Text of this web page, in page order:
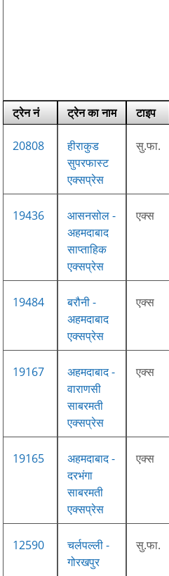
ट्रेन नं ट्रेन का नाम टाइप
20808
हीराकुड
सुपरफास्ट
एक्सप्रेस
सु.फा.
19436
आसनसोल -
अहमदाबाद
साप्ताहिक
एक्सप्रेस
एक्स
19484
बरौनी -
अहमदाबाद
एक्सप्रेस
एक्स
19167
अहमदाबाद -
वाराणसी
साबरमती
एक्सप्रेस
एक्स
19165
अहमदाबाद -
दरभंगा
साबरमती
एक्सप्रेस
एक्स
12590
चर्लपल्ली -
गोरखपुर
सु.फा.